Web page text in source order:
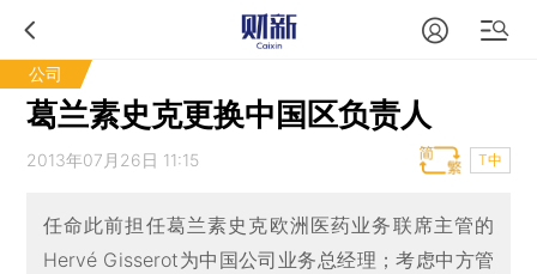
公司
葛兰素史克更换中国区负责人
2013年07月26日 11:15 T中
任命此前担任葛兰素史克欧洲医药业务联席主管的
Hervé Gisserot为中国公司业务总经理；考虑中方管